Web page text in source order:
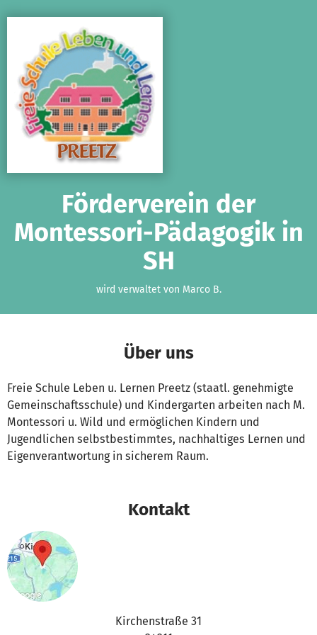
Förderverein der
Montessori-Pädagogik in
SH
wird verwaltet von Marco B.
Über uns
Freie Schule Leben u. Lernen Preetz (staatl. genehmigte
Gemeinschaftsschule) und Kindergarten arbeiten nach M.
Montessori u. Wild und ermöglichen Kindern und
Jugendlichen selbstbestimmtes, nachhaltiges Lernen und
Eigenverantwortung in sicherem Raum.
Kontakt
Kirchenstraße 31